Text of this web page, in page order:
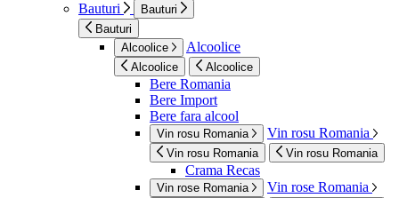
Bauturi
Bauturi
Bauturi
Alcoolice
Alcoolice
Alcoolice Alcoolice
Bere Romania
Bere Import
Bere fara alcool
Vin rosu Romania Vin rosu Romania
Vin rosu Romania Vin rosu Romania
Crama Recas
Vin rose Romania Vin rose Romania